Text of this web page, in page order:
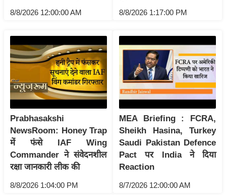
ज
ज
ग
बॉ
ली
वु
ड
हॉ
ली
वु
8/8/2026 12:00:00 AM 8/8/2026 1:17:00 PM
Prabhasakshi
NewsRoom: Honey Trap
में फंसे IAF Wing
Commander ने संवेदनशील
रक्षा जानकारी लीक की
8/8/2026 1:04:00 PM
MEA Briefing : FCRA,
Sheikh Hasina, Turkey
Saudi Pakistan Defence
Pact पर India ने दिया
Reaction
8/7/2026 12:00:00 AM